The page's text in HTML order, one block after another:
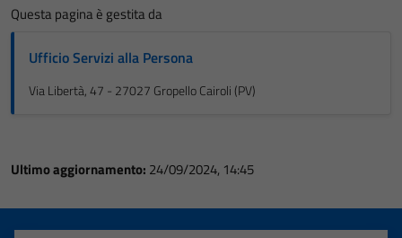
Questa pagina è gestita da
Ufficio Servizi alla Persona
Via Libertà, 47 - 27027 Gropello Cairoli (PV)
Ultimo aggiornamento: 24/09/2024, 14:45